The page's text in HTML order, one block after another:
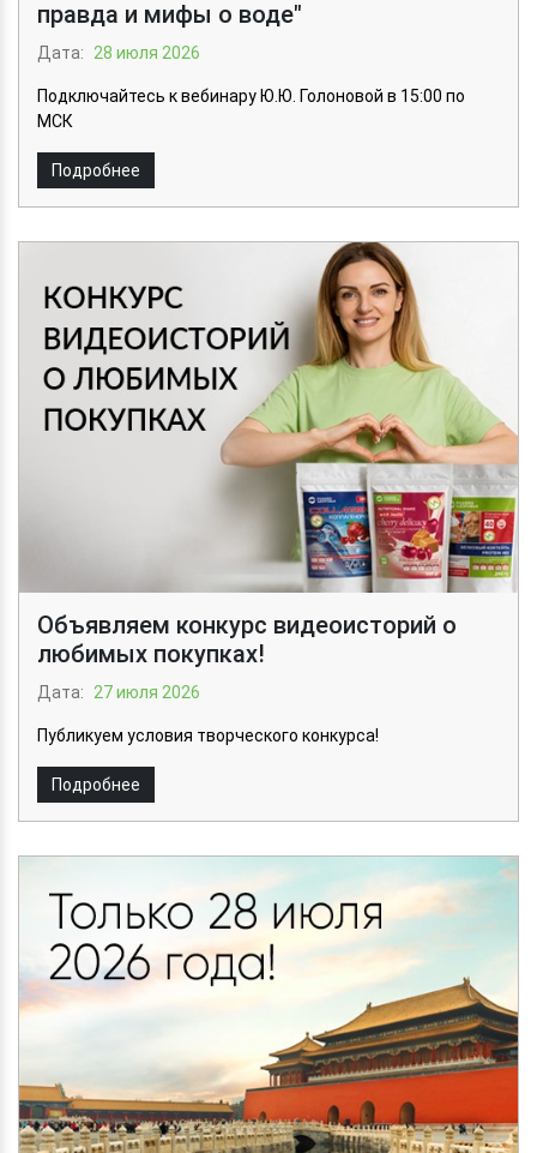
правда и мифы о воде"
Дата: 28 июля 2026
Подключайтесь к вебинару Ю.Ю. Голоновой в 15:00 по
МСК
Подробнее
Объявляем конкурс видеоисторий о
любимых покупках!
Дата: 27 июля 2026
Публикуем условия творческого конкурса!
Подробнее